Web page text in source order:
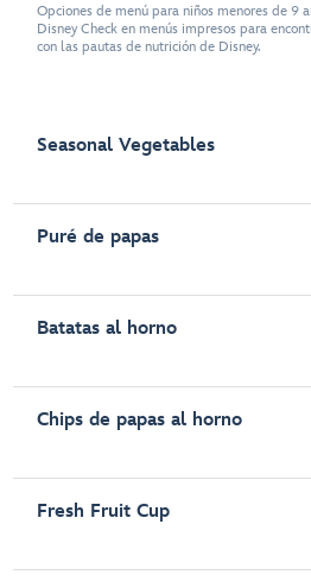
Opciones de menú para niños menores de 9
Disney Check en menús impresos para
con las pautas de nutrición de Disney.
Seasonal Vegetables
Puré de papas
Batatas al horno
Chips de papas al horno
Fresh Fruit Cup